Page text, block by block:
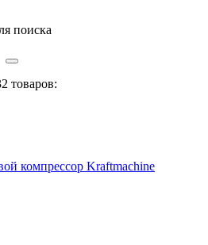
поиска
товаров:
компрессор Kraftmaсhine